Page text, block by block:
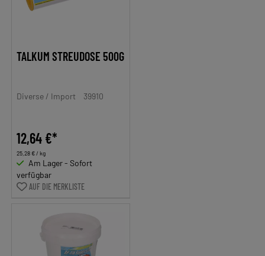
TALKUM STREUDOSE 500G
Diverse / Import 39910
12,64 €*
25,28 € / kg
Am Lager - Sofort
verfügbar
AUF DIE MERKLISTE